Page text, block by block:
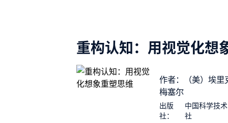
重构认知：用视觉化想
作者：（美）埃里
梅塞尔
出版
社：
中国科学技
社